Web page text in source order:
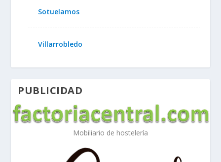
Sotuelamos
Villarrobledo
PUBLICIDAD
Mobiliario de hostelería